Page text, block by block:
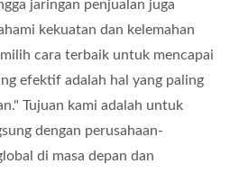
jaringan penjualan juga
kekuatan dan kelemahan
cara terbaik untuk mencapai
efektif adalah hal yang paling
Tujuan kami adalah untuk
dengan perusahaan-
di masa depan dan